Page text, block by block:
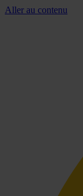
Aller au contenu